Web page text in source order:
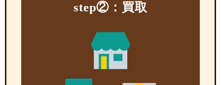
step②：買取